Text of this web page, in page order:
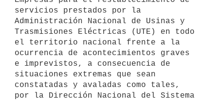
servicios prestados por la
Administración Nacional de Usinas y
Trasmisiones Eléctricas (UTE) en todo
el territorio nacional frente a la
ocurrencia de acontecimientos graves
e imprevistos, a consecuencia de
situaciones extremas que sean
constatadas y avaladas como tales,
por la Dirección Nacional del Sistema